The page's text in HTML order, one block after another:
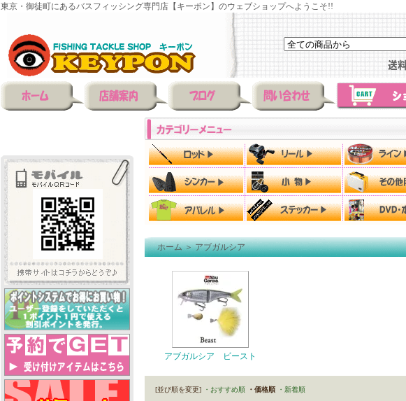
東京・御徒町にあるバスフィッシング専門店【キーポン】のウェブショップへようこそ!!
ホーム＞アブガルシア
アブガルシア ビースト
[並び順を変更] ・おすすめ順 ・価格順 ・新着順